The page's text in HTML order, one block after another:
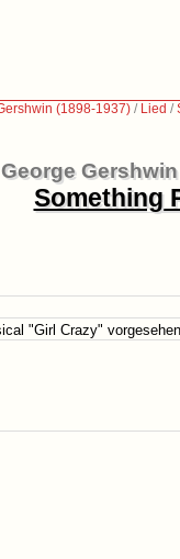
(1898-1937) / Lied /
George
Something
"Girl Crazy"